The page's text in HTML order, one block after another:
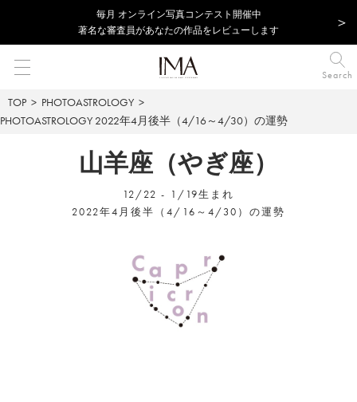
毎⽉ オンライン写真コンテスト開催中
著名な審査員があなたの作品をレビューします
Search
TOP
PHOTOASTROLOGY
PHOTOASTROLOGY 2022年4月後半（4/16～4/30）の運勢
山羊座（やぎ座）
12/22 - 1/19生まれ
2022年4月後半（4/16～4/30）の運勢